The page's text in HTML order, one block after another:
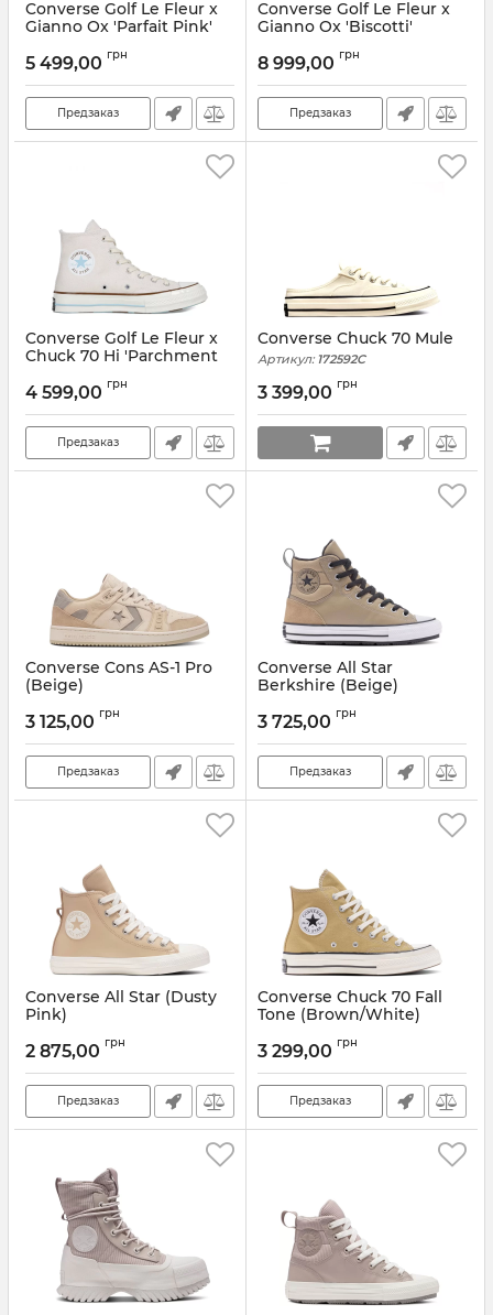
Converse Golf Le Fleur x
Gianno Ox 'Parfait Pink'
5 499,00 грн
Предзаказ
Converse Golf Le Fleur x
Gianno Ox 'Biscotti'
8 999,00 грн
Предзаказ
Converse Golf Le Fleur x
Chuck 70 Hi 'Parchment
Артикул: 163170C
4 599,00 грн
Предзаказ
Converse Chuck 70 Mule
Артикул: 172592C
3 399,00 грн
Converse Cons AS-1 Pro
(Beige)
3 125,00 грн
Предзаказ
Converse All Star
Berkshire (Beige)
3 725,00 грн
Предзаказ
Converse All Star (Dusty
Pink)
2 875,00 грн
Предзаказ
Converse Chuck 70 Fall
Tone (Brown/White)
3 299,00 грн
Предзаказ